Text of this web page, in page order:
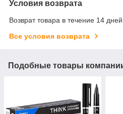
Условия возврата
Возврат товара в течение 14
Все условия возврата
Подобные товары